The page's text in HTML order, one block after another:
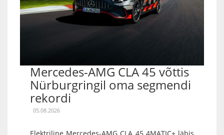
Mercedes-AMG CLA 45 võttis
Nürburgringil oma segmendi
rekordi
05.08.2026